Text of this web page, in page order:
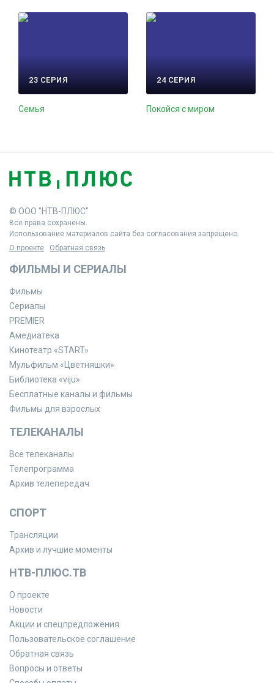
23 СЕРИЯ
Семья
24 СЕРИЯ
Покойся с миром
© ООО "НТВ-ПЛЮС"
Все права сохранены.
Использование материалов сайта без согласования запрещено.
О проекте
Обратная связь
ФИЛЬМЫ И СЕРИАЛЫ
Фильмы
Сериалы
PREMIER
Амедиатека
Кинотеатр «START»
Мульфильм «Цветняшки»
Библиотека «viju»
Бесплатные каналы и фильмы
Фильмы для взрослых
ТЕЛЕКАНАЛЫ
Все телеканалы
Телепрограмма
Архив телепередач
СПОРТ
Трансляции
Архив и лучшие моменты
НТВ-ПЛЮС.ТВ
О проекте
Новости
Акции и спецпредложения
Пользовательское соглашение
Обратная связь
Вопросы и ответы